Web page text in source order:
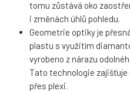
tomu zůstává oko
i změnách úhlů pohledu.
Geometrie optiky je
plastu s využitím
vyrobeno z nárazu
Tato technologie zajišťuje
přes plexi.